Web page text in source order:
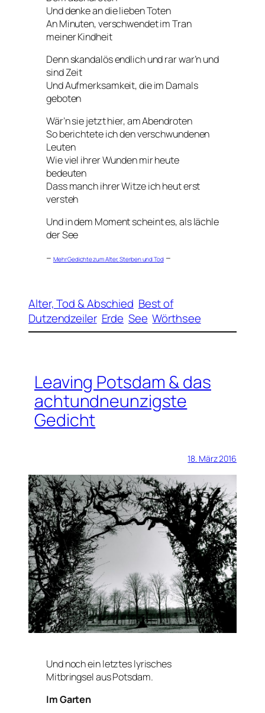
Und denke an die lieben Toten
An Minuten, verschwendet im Tran
meiner Kindheit
Denn skandalös endlich und rar war’n und
sind Zeit
Und Aufmerksamkeit, die im Damals
geboten
Wär’n sie jetzt hier, am Abendroten
So berichtete ich den verschwundenen
Leuten
Wie viel ihrer Wunden mir heute
bedeuten
Dass manch ihrer Witze ich heut erst
versteh
Und in dem Moment scheint es, als lächle
der See
– Mehr Gedichte zum Alter, Sterben und Tod–
Alter, Tod & Abschied Best of
Dutzendzeiler Erde See Wörthsee
Leaving Potsdam & das
achtundneunzigste
Gedicht
18. März 2016
Und noch ein letztes lyrisches
Mitbringsel aus Potsdam.
Im Garten